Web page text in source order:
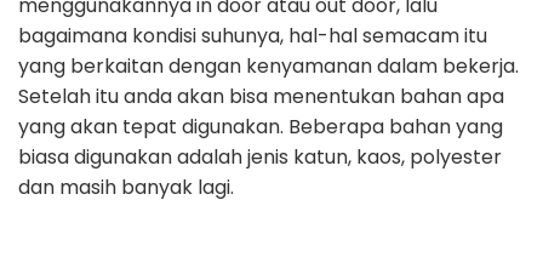
menggunakannya in door atau out door, lalu
bagaimana kondisisuhunya, hal-hal semacam itu
yang berkaitan dengan kenyamanan dalam bekerja.
Setelah itu anda akan bisa menentukan bahan apa
yang akan tepat digunakan. Beberapa bahan yang
biasa digunakan adalah jenis katun, kaos, polyester
dan masih banyak lagi.